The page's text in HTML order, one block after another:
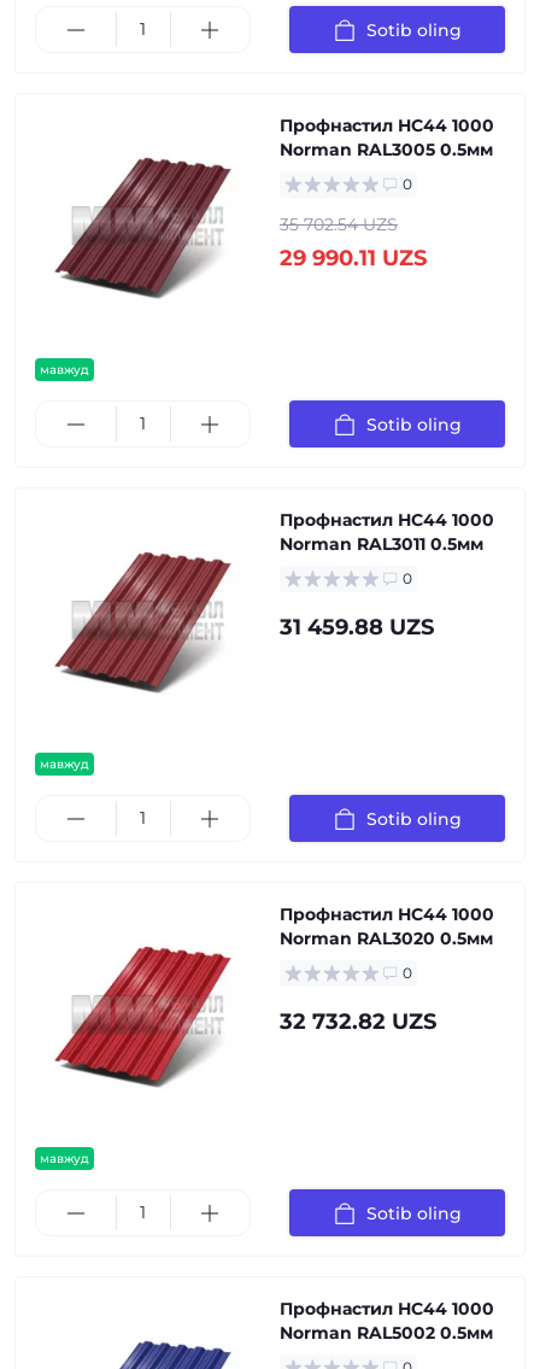
Sotib oling
мавжуд
Профнастил НС44 1000
Norman RAL3005 0.5мм
0
35 702.54 UZS
29 990.11 UZS
Sotib oling
мавжуд
Профнастил НС44 1000
Norman RAL3011 0.5мм
0
31 459.88 UZS
Sotib oling
мавжуд
Профнастил НС44 1000
Norman RAL3020 0.5мм
0
32 732.82 UZS
Sotib oling
Профнастил НС44 1000
Norman RAL5002 0.5мм